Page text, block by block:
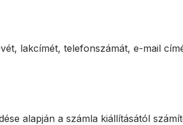
lakcímét, telefonszámát, e-mail
alapján a számla kiállításától